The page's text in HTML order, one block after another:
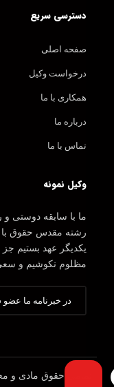
دسترسی سریع
صفحه اصلی
درخواست وکیل
همکاری با ما
درباره ما
تماس با ما
وکیل نمونه
ما با سابقه دوستی
رشته مقدس حقوق با
یکدیگر عهد بستیم
مظلوم نکوشیم و
تمامی حقوق مادی و